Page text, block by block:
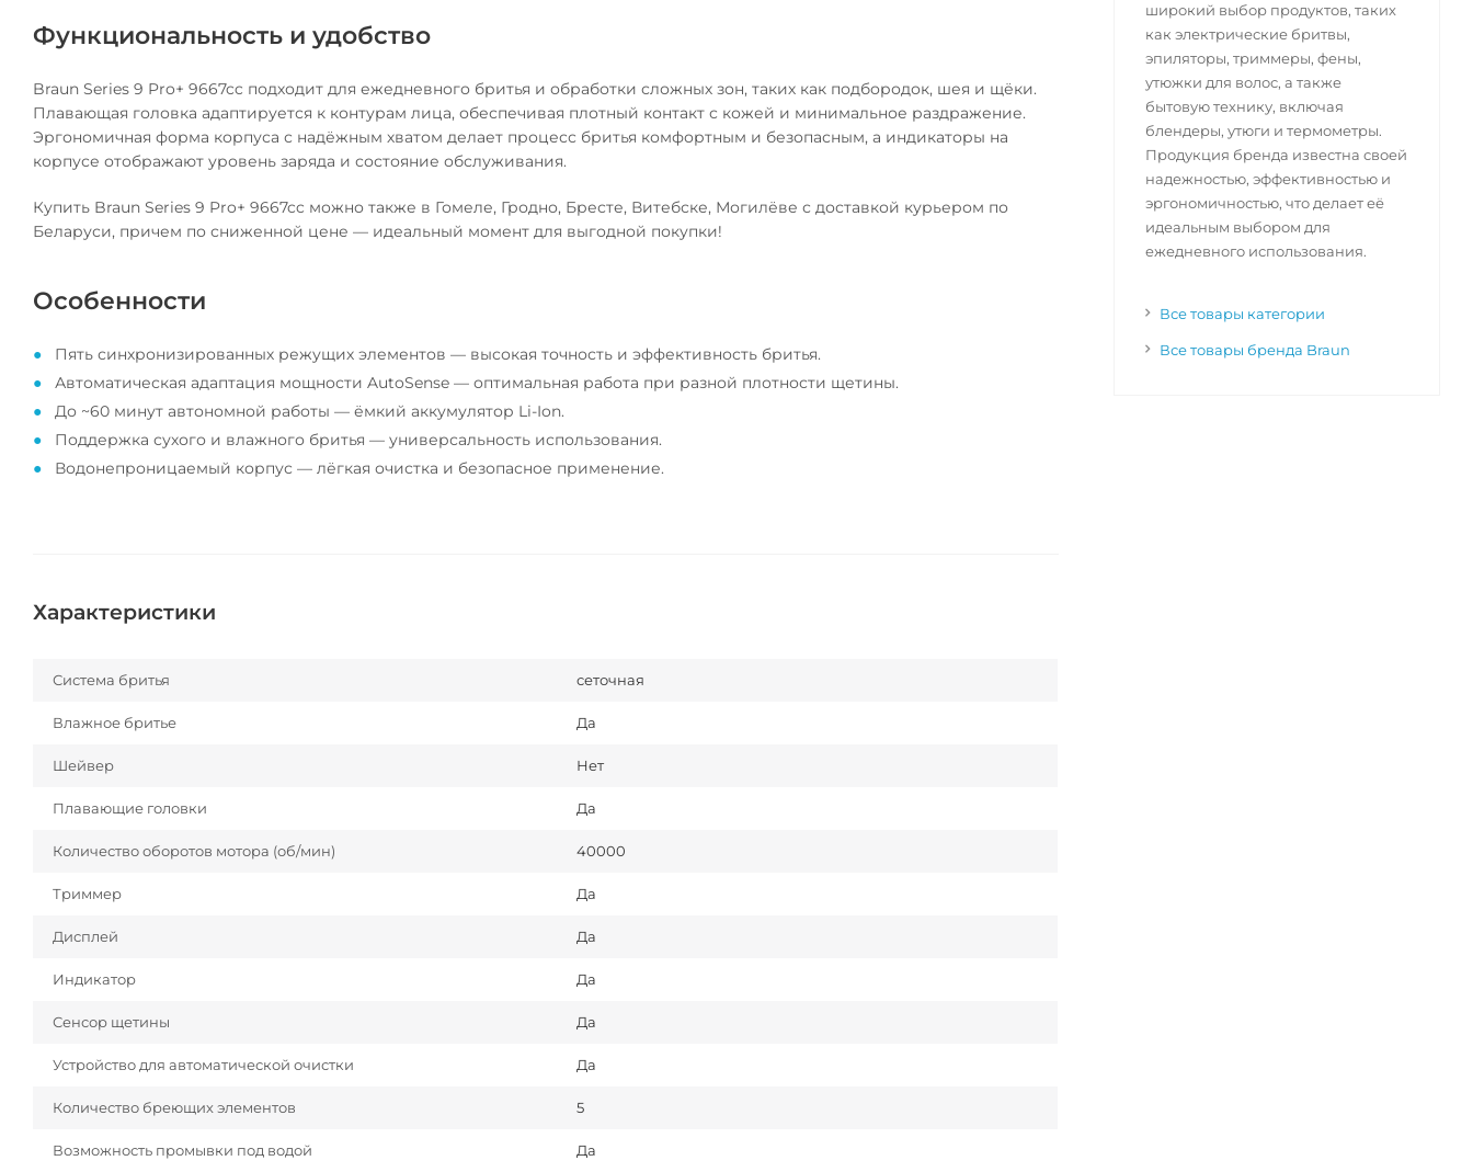
Функциональность и удобство
Braun Series 9 Pro+ 9667cc подходит для ежедневного бритья и обработки сложных зон, таких как подбородок, шея и щёки.
Плавающая головка адаптируется к контурам лица, обеспечивая плотный контакт с кожей и минимальное раздражение.
Эргономичная форма корпуса с надёжным хватом делает процесс бритья комфортным и безопасным, а индикаторы на
корпусе отображают уровень заряда и состояние обслуживания.
Купить Braun Series 9 Pro+ 9667cc можно также в Гомеле, Гродно, Бресте, Витебске, Могилёве с доставкой курьером по
Беларуси, причем по сниженной цене — идеальный момент для выгодной покупки!
Особенности
Пять синхронизированных режущих элементов — высокая точность и эффективность бритья.
Автоматическая адаптация мощности AutoSense — оптимальная работа при разной плотности щетины.
До ~60 минут автономной работы — ёмкий аккумулятор Li-Ion.
Поддержка сухого и влажного бритья — универсальность использования.
Водонепроницаемый корпус — лёгкая очистка и безопасное применение.
Характеристики
Система бритья сеточная
Влажное бритье Да
Шейвер Нет
Плавающие головки Да
Количество оборотов мотора (об/мин) 40000
Триммер Да
Дисплей Да
Индикатор Да
Сенсор щетины Да
Устройство для автоматической очистки Да
Количество бреющих элементов 5
Возможность промывки под водой Да
широкий выбор продуктов, таких
как электрические бритвы,
эпиляторы, триммеры, фены,
утюжки для волос, а также
бытовую технику, включая
блендеры, утюги и термометры.
Продукция бренда известна своей
надежностью, эффективностью и
эргономичностью, что делает её
идеальным выбором для
ежедневного использования.
Все товары категории
Все товары бренда Braun